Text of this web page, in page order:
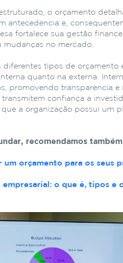
o orçamento
antecedência e,
fortalece sua gestão
mudanças no mercado.
diferentes tipos de orçamento
quanto na externa.
promovendo transparência
transmitem confiança a
a organização possui um
recomendamos
um orçamento para os seus
empresarial: o que é, tipos e